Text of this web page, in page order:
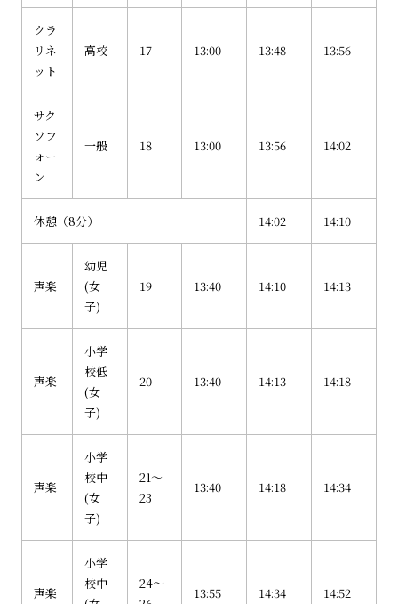
クラ
リネ
ット
高校 17 13:00 13:48 13:56
サク
ソフ
ォー
ン
一般 18 13:00 13:56 14:02
休憩（8分） 14:02 14:10
声楽
幼児
(女
子)
19 13:40 14:10 14:13
声楽
小学
校低
(女
子)
20 13:40 14:13 14:18
声楽
小学
校中
(女
子)
21～
23
13:40 14:18 14:34
声楽
小学
校中
24～
13:55 14:34 14:52